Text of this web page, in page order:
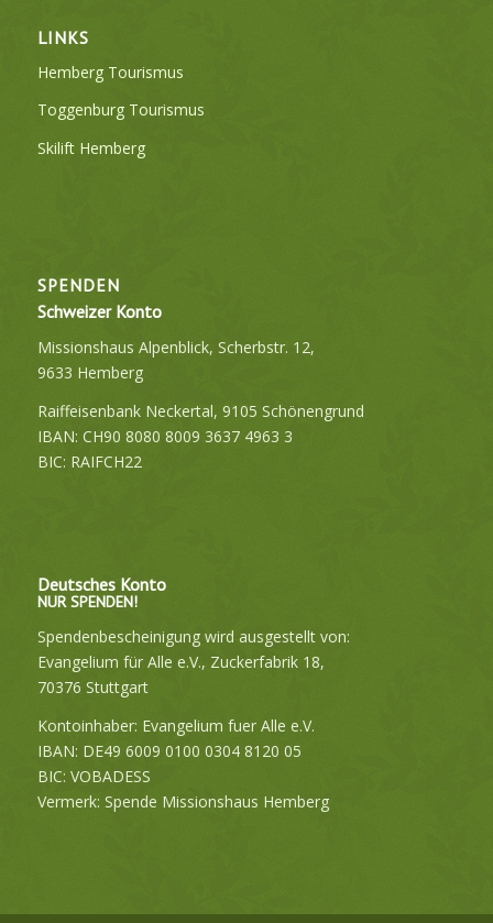
LINKS
Hemberg Tourismus
Toggenburg Tourismus
Skilift Hemberg
SPENDEN
Schweizer Konto
Missionshaus Alpenblick, Scherbstr. 12,
9633 Hemberg
Raiffeisenbank Neckertal, 9105 Schönengrund
IBAN: CH90 8080 8009 3637 4963 3
BIC: RAIFCH22
Deutsches Konto
NUR SPENDEN!
Spendenbescheinigung wird ausgestellt von:
Evangelium für Alle e.V., Zuckerfabrik 18,
70376 Stuttgart
Kontoinhaber: Evangelium fuer Alle e.V.
IBAN: DE49 6009 0100 0304 8120 05
BIC: VOBADESS
Vermerk: Spende Missionshaus Hemberg